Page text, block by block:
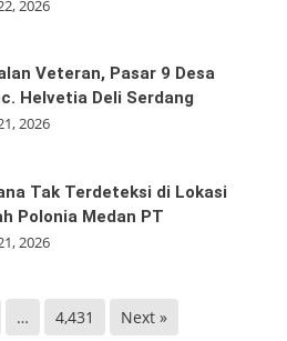
2026
Veteran, Pasar 9 Desa
Helvetia Deli Serdang
2026
Tak Terdeteksi di Lokasi
Polonia Medan PT
2026
… 4,431 Next »